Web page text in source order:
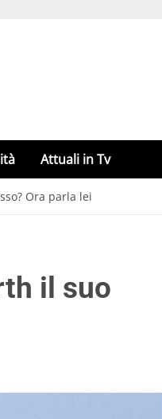
Attuali in Tv
Ora parla lei
il suo